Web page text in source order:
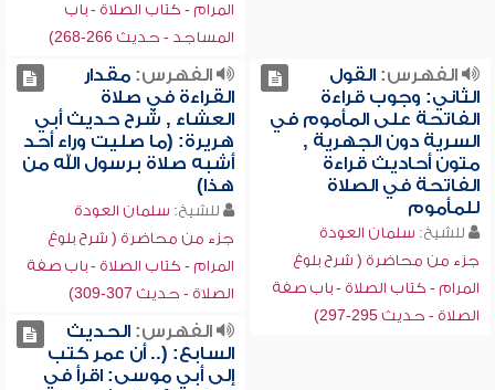
المرام - كتاب الصلاة - باب
المساجد - حديث 266-268)
الفهرس:القول
الثاني: وجوب قراءة
الفاتحة على المأموم في
السرية دون الجهرية ,
متون أحاديث قراءة
الفاتحة في الصلاة
للمأموم
للشيخ: سلمان العودة
جزء من محاضرة ( شرح بلوغ
المرام - كتاب الصلاة - باب صفة
الصلاة - حديث 295-297)
الفهرس:مقدار
القراءة في صلاة
العشاء , شرح حديث أبي
هريرة: (ما صليت وراء أحد
أشبه صلاة برسول الله من
هذا)
للشيخ: سلمان العودة
جزء من محاضرة ( شرح بلوغ
المرام - كتاب الصلاة - باب صفة
الصلاة - حديث 307-309)
الفهرس:الحديث
السابع: (.. أن عمر كتب
إلى أبي موسى: اقرأ في